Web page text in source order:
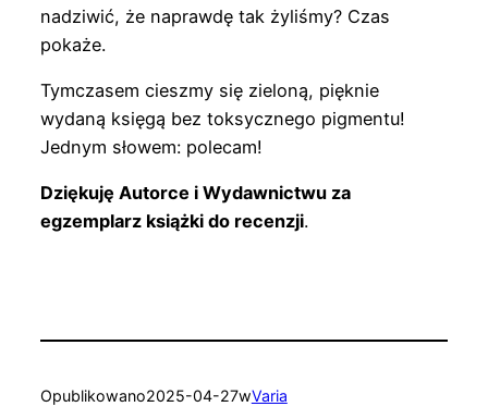
nadziwić, że naprawdę tak żyliśmy? Czas
pokaże.
Tymczasem cieszmy się zieloną, pięknie
wydaną księgą bez toksycznego pigmentu!
Jednym słowem: polecam!
Dziękuję Autorce i Wydawnictwu za
egzemplarz książki do recenzji.
Opublikowano2025-04-27wVaria